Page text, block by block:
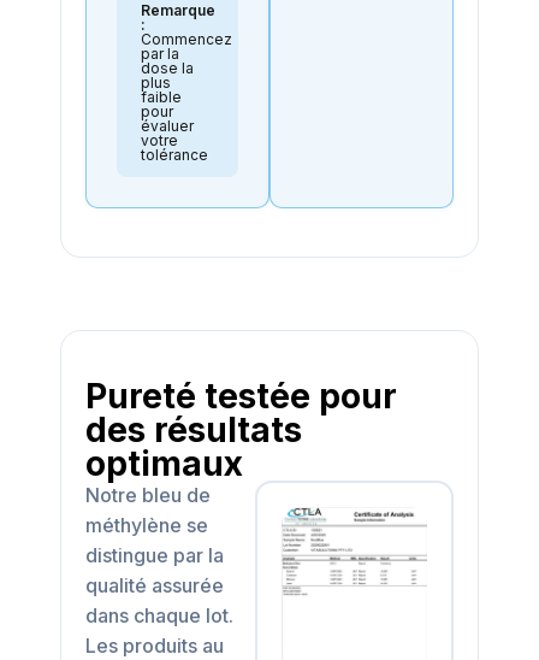
Remarque
:
Commencez
par la
dose la
plus
faible
pour
évaluer
votre
tolérance
Pureté testée pour
des résultats
optimaux
Notre bleu de
méthylène se
distingue par la
qualité assurée
dans chaque lot.
Les produits au